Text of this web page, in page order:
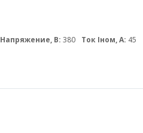
Напряжение, В: 380 Ток Iном, А: 45